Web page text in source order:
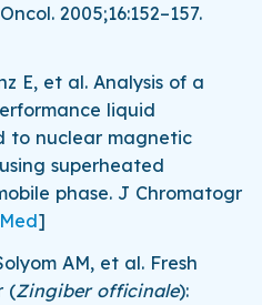
2005;16:152–157.
E, et al. Analysis of a
liquid
to nuclear magnetic
superheated
phase. J Chromatogr
]
AM, et al. Fresh
(Zingiber officinale):